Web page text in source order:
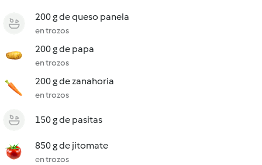
200 g de queso panela
en trozos
200 g de papa
en trozos
200 g de zanahoria
en trozos
150 g de pasitas
850 g de jitomate
en trozos